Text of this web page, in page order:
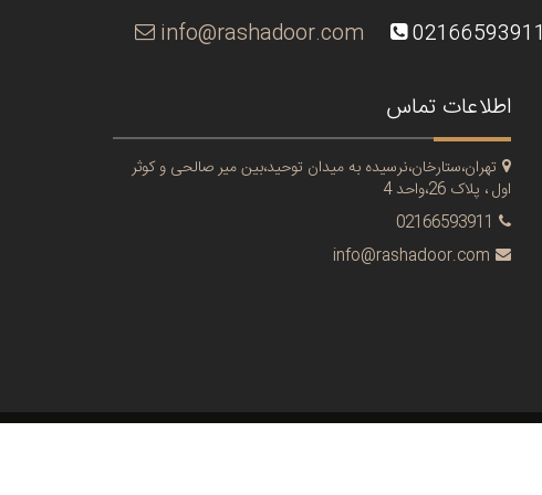
02166593911
info@rashadoor.com
اطلاعات تماس
تهران،ستارخان،نرسیده به میدان توحید،بین میر صالحی و کوثر
اول ، پلاک 26،واحد 4
02166593911
info@rashadoor.com